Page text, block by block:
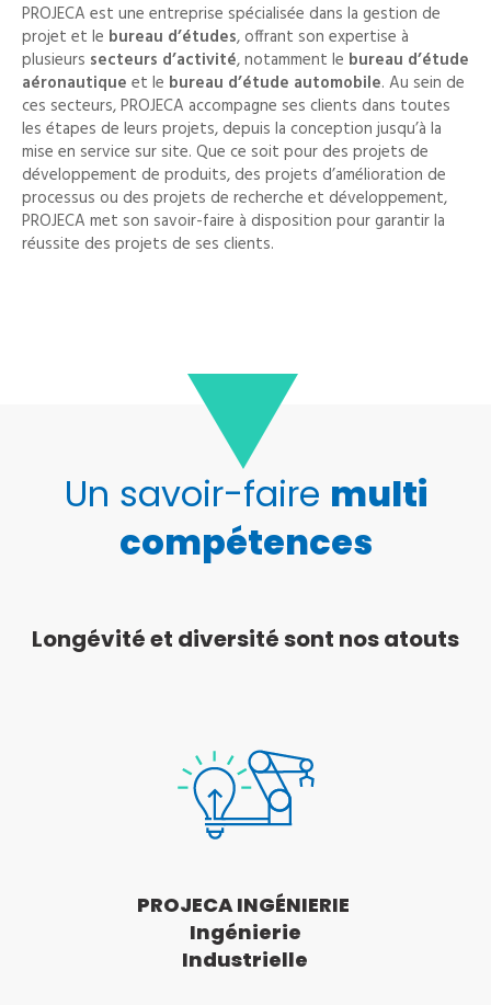
PROJECA est une entreprise spécialisée dans la gestion de
projet et le bureau d’études, offrant son expertise à
plusieurs secteurs d’activité, notamment le bureau d’étude
aéronautique et le bureau d’étude automobile. Au sein de
ces secteurs, PROJECA accompagne ses clients dans toutes
les étapes de leurs projets, depuis la conception jusqu’à la
mise en service sur site. Que ce soit pour des projets de
développement de produits, des projets d’amélioration de
processus ou des projets de recherche et développement,
PROJECA met son savoir-faire à disposition pour garantir la
réussite des projets de ses clients.
Un savoir-faire multi
compétences
Longévité et diversité sont nos atouts
PROJECA INGÉNIERIE
Ingénierie
Industrielle